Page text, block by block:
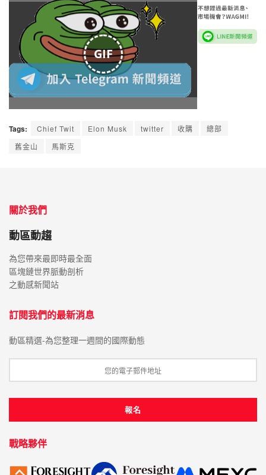
GIF
Tags: Chief Twit Elon Musk twitter 收購
總部
舊金山
馬斯克
關於我們
動區動趨
為您帶來最即時最全面
區塊鏈世界脈動剖析
之動感新聞站
訂閱我們的最新消息
動區精選-為您整理一週間的國際動態
戰略夥伴